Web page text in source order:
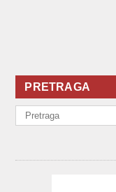
PRETRAGA